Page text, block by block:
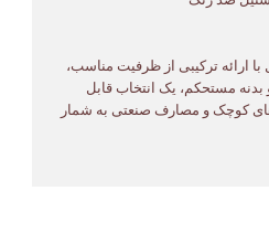
با ارائه ترکیبی از ظرفیت مناسب،
مستحکم، یک انتخاب قابل
کوچک و مصارف صنعتی به شمار